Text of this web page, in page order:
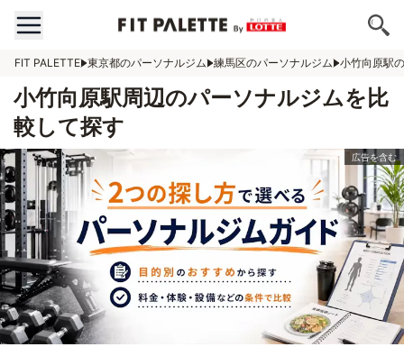
FIT PALETTE 東京都のパーソナルジム 練馬区のパーソナルジム 小竹向原駅
小竹向原駅周辺のパーソナルジムを比
較して探す